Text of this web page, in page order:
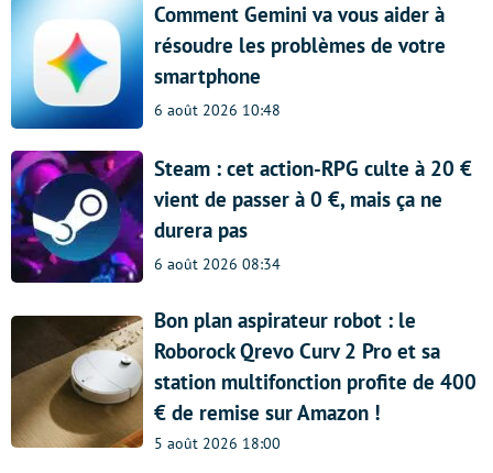
Comment Gemini va vous aider à
résoudre les problèmes de votre
smartphone
6 août 2026 10:48
Steam : cet action-RPG culte à 20 €
vient de passer à 0 €, mais ça ne
durera pas
6 août 2026 08:34
Bon plan aspirateur robot : le
Roborock Qrevo Curv 2 Pro et sa
station multifonction profite de 400
€ de remise sur Amazon !
5 août 2026 18:00